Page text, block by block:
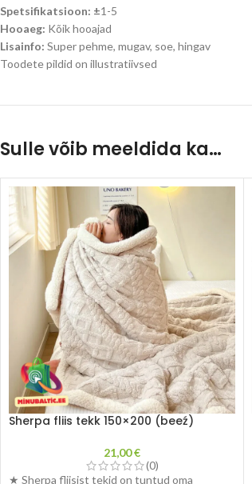
Spetsifikatsioon: ±1-5
Hooaeg: Kõik hooajad
Lisainfo: Super pehme, mugav, soe, hingav
Toodete pildid on illustratiivsed
Sulle võib meeldida ka…
Sherpa fliis tekk 150×200 (beeź)
21,00€
(0)
★ Sherpa fliisist tekid on tuntud oma